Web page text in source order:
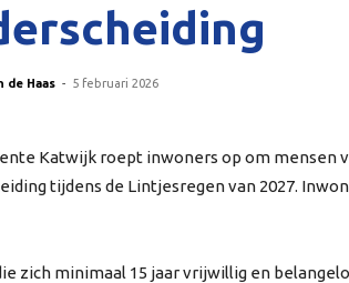
de Haas - 5 februari 2026
Katwijk roept inwoners op om mensen
tijdens de Lintjesregen van 2027.
zich minimaal 15 jaar vrijwillig en